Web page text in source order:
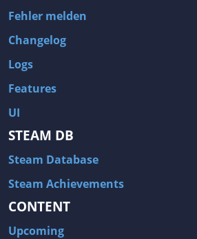
Fehler melden
Changelog
Logs
Features
UI
STEAM DB
Steam Database
Steam Achievements
CONTENT
Upcoming